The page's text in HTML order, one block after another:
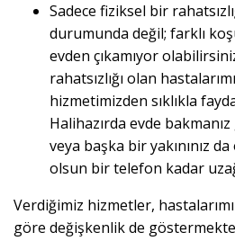
Sadece fiziksel bir
durumunda değil; farklı
evden çıkamıyor
rahatsızlığı olan
hizmetimizden sıklıkla
Halihazırda evde
veya başka bir yakınınız
olsun bir telefon kadar
Verdiğimiz hizmetler,
göre değişkenlik de